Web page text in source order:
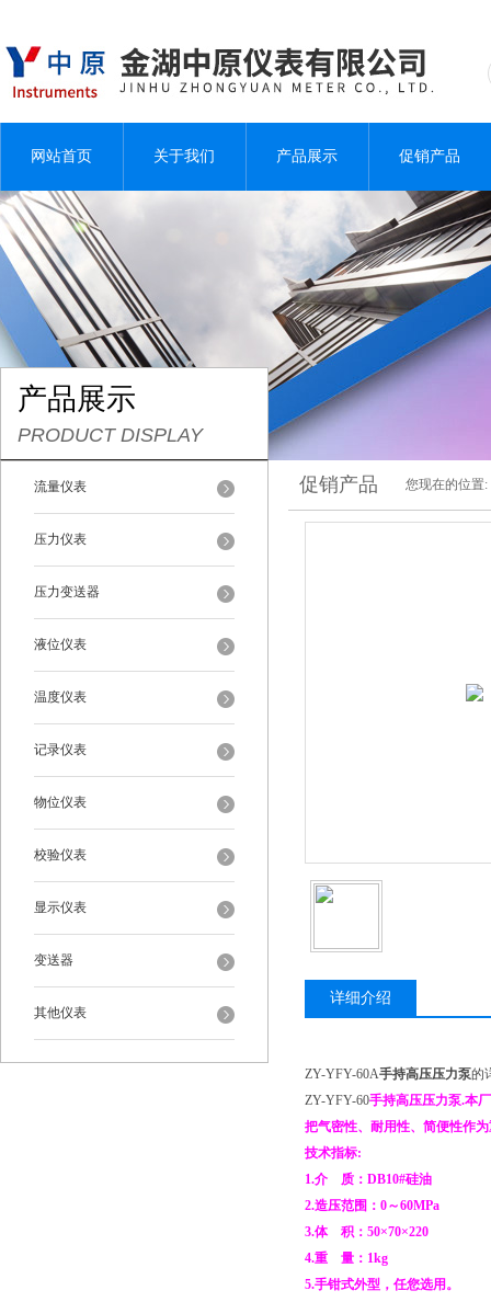
网站首页 关于我们 产品展示 促销产品
产品展示
PRODUCT DISPLAY
流量仪表
压力仪表
压力变送器
液位仪表
温度仪表
记录仪表
物位仪表
校验仪表
显示仪表
变送器
其他仪表
促销产品 您现在的位置:
详细介绍
ZY-YFY-60A手持高压压力泵的
ZY-YFY-60手持高压压力泵.本
把气密性、耐用性、简便性作
技术指标:
1.介 质：DB10#硅油
2.造压范围：0～60MPa
3.体 积：50×70×220
4.重 量：1kg
5.手钳式外型，任您选用。